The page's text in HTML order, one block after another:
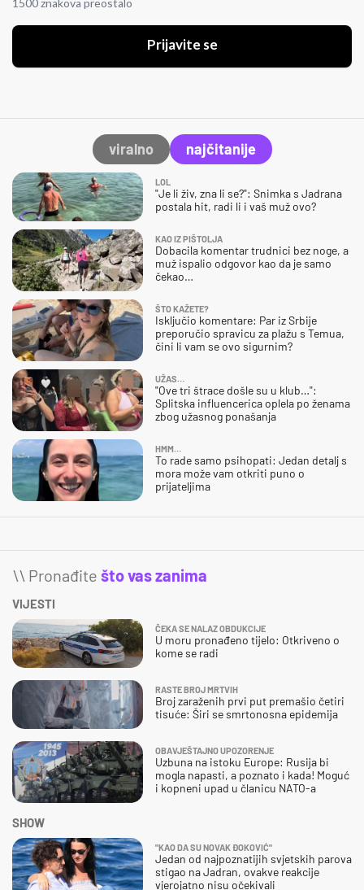
1500 znakova preostalo
Prijavite se
viralno najčitanije
LOL
"Je li živ, zna li se?": Snimka s Jadrana
postala hit, radi li i vaš muž ovo?
KAO IZ PIŠTOLJA
Dobacila komentar trudnici bez noge, a
muž ispalio odgovor kao da je samo
čekao…
ŠTO KAŽETE?
Isključio komentare: Par iz Srbije
preporučio spravicu za plažu s Temua,
čini li vam se ovo sigurnim?
UŽAS…
"Ove tri štrace došle su u klub…":
Splitska influencerica oplela po ženama
zbog užasnog ponašanja
HMM…
To rade samo psihopati: Jedan detalj s
mora može vam otkriti puno o
prijateljima
\\ Pronađite što vas zanima
VIJESTI
ČEKA SE NALAZ OBDUKCIJE
U moru pronađeno tijelo: Otkriveno o
kome se radi
RASTE BROJ MRTVIH
Broj zaraženih prvi put premašio četiri
tisuće: Širi se smrtonosna epidemija
OBAVJEŠTAJNO UPOZORENJE
Uzbuna na istoku Europe: Rusija bi
mogla napasti, a poznato i kada! Moguć
i kopneni upad u članicu NATO-a
SHOW
"KAO DA SU NOVAK ĐOKOVIĆ"
Jedan od najpoznatijih svjetskih parova
stigao na Jadran, ovakve reakcije
vjerojatno nisu očekivali